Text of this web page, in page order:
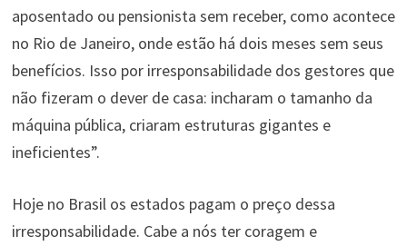
aposentado ou pensionista sem receber, como acontece
no Rio de Janeiro, onde estão há dois meses sem seus
benefícios. Isso por irresponsabilidade dos gestores que
não fizeram o dever de casa: incharam o tamanho da
máquina pública, criaram estruturas gigantes e
ineficientes”.
Hoje no Brasil os estados pagam o preço dessa
irresponsabilidade. Cabe a nós ter coragem e